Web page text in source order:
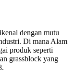
dengan mutu
Di mana Alam
produk seperti
grassblock yang